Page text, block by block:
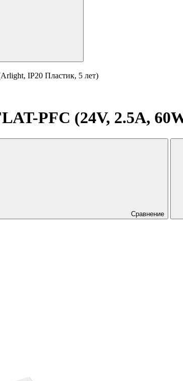
IP20 Пластик, 5 лет)
PFC (24V, 2.5A,
Сравнение